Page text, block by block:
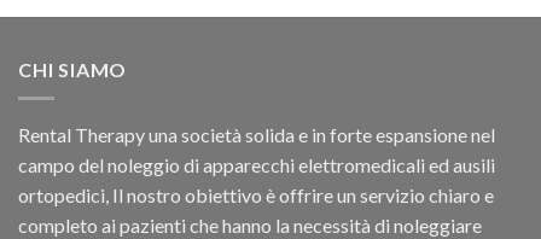
CHI SIAMO
Rental Therapy una società solida e in forte espansione nel
campo del noleggio di apparecchi elettromedicali ed ausili
ortopedici, Il nostro obiettivo è offrire un servizio chiaro e
completo ai pazienti che hanno la necessità di noleggiare